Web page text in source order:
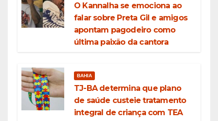
O Kannalha se emociona ao
falar sobre Preta Gil e amigos
apontam pagodeiro como
última paixão da cantora
BAHIA
TJ-BA determina que plano
de saúde custeie tratamento
integral de criança com TEA